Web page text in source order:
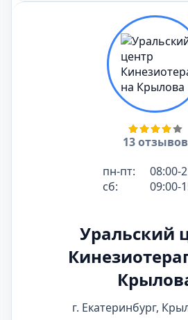
13 отзывов
пн-пт:
08:00-
сб:
09:00-
Уральский
г. Екатеринбург,